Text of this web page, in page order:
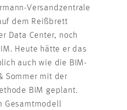
Versandzentrale
dem Reißbrett
Data Center, noch
Heute hätte er das
auch wie die BIM-
Sommer mit der
BIM geplant.
Gesamtmodell